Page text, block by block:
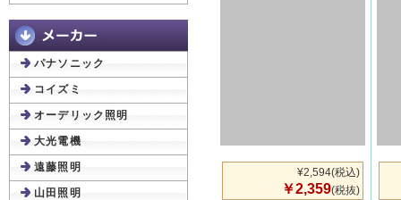
¥2,594(税込)
￥2,359(税抜)
パナソニック
コイズミ
オーデリック照明
大光電機
遠藤照明
山田照明